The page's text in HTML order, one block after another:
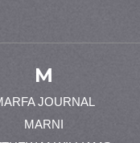
M
JOURNAL
MARNI